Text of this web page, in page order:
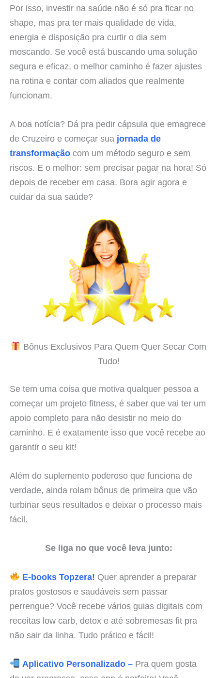
Por isso, investir na saúde não é só pra ficar no
shape, mas pra ter mais qualidade de vida,
energia e disposição pra curtir o dia sem
moscando. Se você está buscando uma solução
segura e eficaz, o melhor caminho é fazer ajustes
na rotina e contar com aliados que realmente
funcionam.
A boa notícia? Dá pra pedir cápsula que emagrece
de Cruzeiro e começar sua jornada de
transformação com um método seguro e sem
riscos. E o melhor: sem precisar pagar na hora! Só
depois de receber em casa. Bora agir agora e
cuidar da sua saúde?
Bônus Exclusivos Para Quem Quer Secar Com
Tudo!
Se tem uma coisa que motiva qualquer pessoa a
começar um projeto fitness, é saber que vai ter um
apoio completo para não desistir no meio do
caminho. E é exatamente isso que você recebe ao
garantir o seu kit!
Além do suplemento poderoso que funciona de
verdade, ainda rolam bônus de primeira que vão
turbinar seus resultados e deixar o processo mais
fácil.
Se liga no que você leva junto:
E-books Topzera! Quer aprender a preparar
pratos gostosos e saudáveis sem passar
perrengue? Você recebe vários guias digitais com
receitas low carb, detox e até sobremesas fit pra
não sair da linha. Tudo prático e fácil!
Aplicativo Personalizado –Pra quem gosta